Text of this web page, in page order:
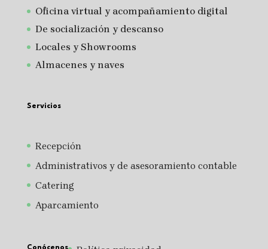
Oficina virtual y acompañamiento digital
De socialización y descanso
Locales y Showrooms
Almacenes y naves
Servicios
Recepción
Administrativos y de asesoramiento contable
Catering
Aparcamiento
Conócenos